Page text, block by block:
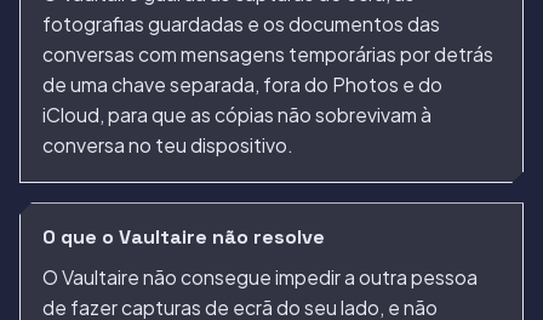
fotografias guardadas e os documentos das
conversas com mensagens temporárias por detrás
de uma chave separada, fora do Photos e do
iCloud, para que as cópias não sobrevivam à
conversa no teu dispositivo.
O que o Vaultaire não resolve
O Vaultaire não consegue impedir a outra pessoa
de fazer capturas de ecrã do seu lado, e não